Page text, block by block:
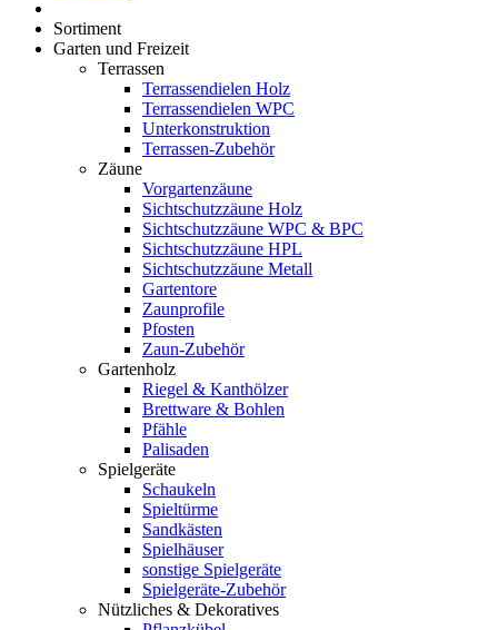
Sortiment
Garten und Freizeit
Terrassen
Terrassendielen Holz
Terrassendielen WPC
Unterkonstruktion
Terrassen-Zubehör
Zäune
Vorgartenzäune
Sichtschutzzäune Holz
Sichtschutzzäune WPC & BPC
Sichtschutzzäune HPL
Sichtschutzzäune Metall
Gartentore
Zaunprofile
Pfosten
Zaun-Zubehör
Gartenholz
Riegel & Kanthölzer
Brettware & Bohlen
Pfähle
Palisaden
Spielgeräte
Schaukeln
Spieltürme
Sandkästen
Spielhäuser
sonstige Spielgeräte
Spielgeräte-Zubehör
Nützliches & Dekoratives